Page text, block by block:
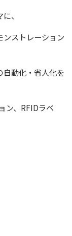
、
ンストレーション
自動化・省人化を
ン、RFIDラベ